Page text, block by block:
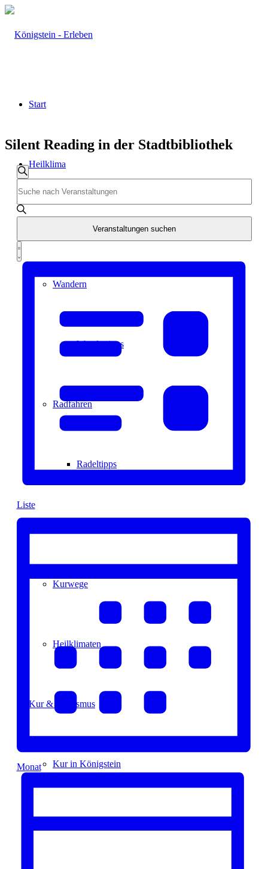
Start
Heilklima
Aktiv & Gesund
Wandern
Wandertipps
Radfahren
Radeltipps
Kurwege
Heilklimaten
Kur & Tourismus
Kur in Königstein
Silent Reading in der Stadtbibliothek
Veranstaltungen
Veranstaltungen
Such-
und
Ansichtennavigation
Suche
Sie
Das
Schlüsselwort.
nach
Veranstaltungen
Schlüsselwort.
Veranstaltungen suchen
Veranstaltung
Ansichten-
Zusammenfassung
Liste
Monat